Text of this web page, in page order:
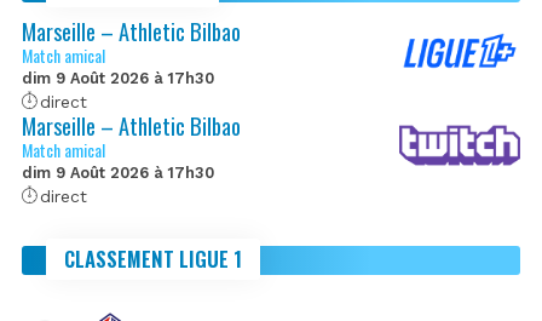
Marseille – Athletic Bilbao
Match amical
dim 9 Août 2026 à 17h30
direct
Marseille – Athletic Bilbao
Match amical
dim 9 Août 2026 à 17h30
direct
CLASSEMENT LIGUE 1